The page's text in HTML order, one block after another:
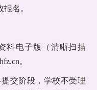
名。
料电子版（清晰扫描
。
提交阶段，学校不受理